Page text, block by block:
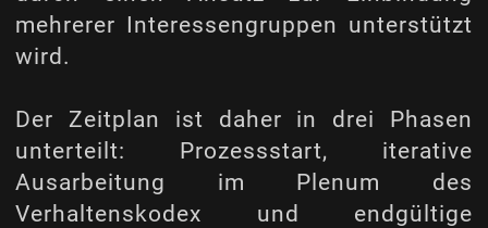
mehrerer Interessengruppen unterstützt
wird.
Der Zeitplan ist daher in drei Phasen
unterteilt: Prozessstart, iterative
Ausarbeitung im Plenum des
Verhaltenskodex und endgültige